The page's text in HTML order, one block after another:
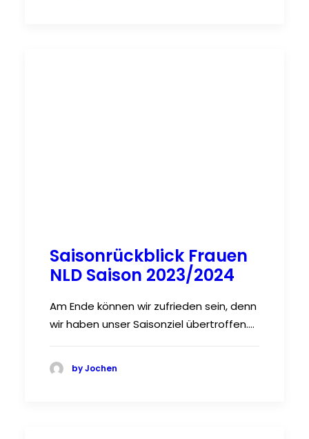
Saisonrückblick Frauen
NLD Saison 2023/2024
Am Ende können wir zufrieden sein, denn
wir haben unser Saisonziel übertroffen.…
by Jochen